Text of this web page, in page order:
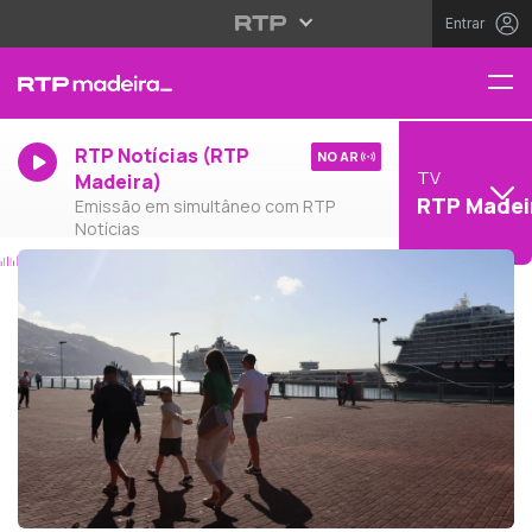
Entrar
RTP Notícias (RTP
Madeira)
Emissão em simultâneo com RTP
Notícias
NO AR
TV
RTP